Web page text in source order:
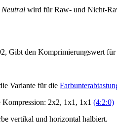
Neutral wird für Raw- und Nicht-
Gibt den Komprimierungswert
Variante für die
Kompression: 2x2, 1x1, 1x1 (4:2:0)
vertikal und horizontal halbiert.